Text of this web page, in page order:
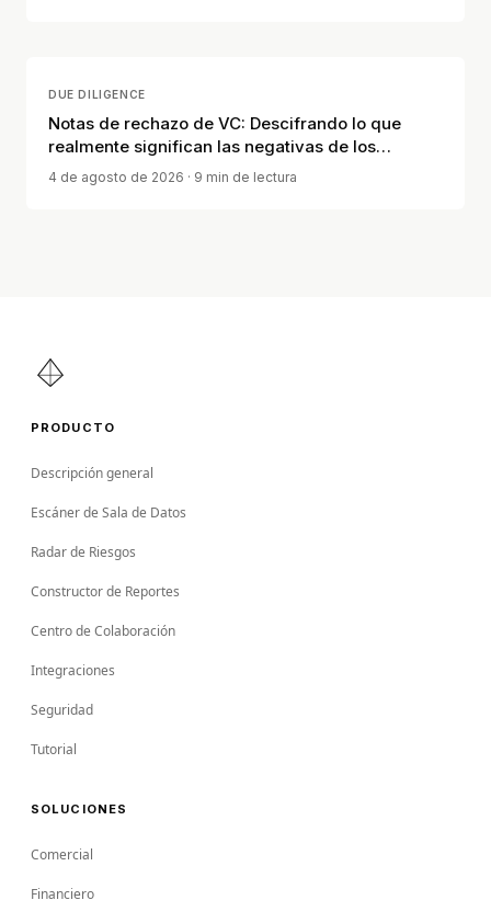
DUE DILIGENCE
Notas de rechazo de VC: Descifrando lo que
realmente significan las negativas de los
inversores
4 de agosto de 2026 · 9 min de lectura
PRODUCTO
Descripción general
Escáner de Sala de Datos
Radar de Riesgos
Constructor de Reportes
Centro de Colaboración
Integraciones
Seguridad
Tutorial
SOLUCIONES
Comercial
Financiero